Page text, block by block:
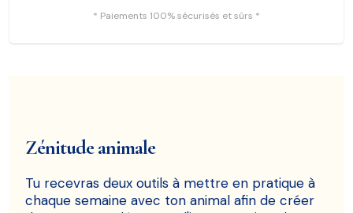
* Paiements 100% sécurisés et sûrs *
Zénitude animale
Tu recevras deux outils à mettre en pratique à
chaque semaine avec ton animal afin de créer